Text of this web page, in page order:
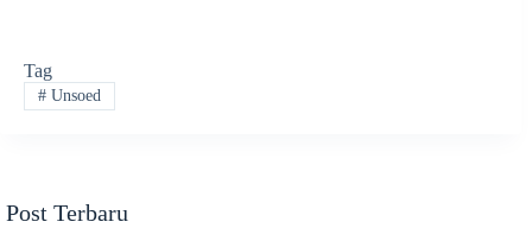
Tag
#Unsoed
Post Terbaru